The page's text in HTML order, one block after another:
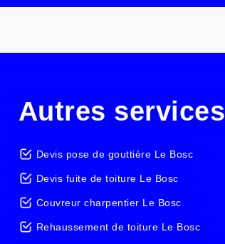
Autres services
Devis pose de gouttière Le Bosc
Devis fuite de toiture Le Bosc
Couvreur charpentier Le Bosc
Rehaussement de toiture Le Bosc